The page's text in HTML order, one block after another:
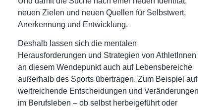
neuen Zielen und neuen Quellen für Selbstwert,
Anerkennung und Entwicklung.
Deshalb lassen sich die mentalen
Herausforderungen und Strategien von AthletInnen
an diesem Wendepunkt auch auf Lebensbereiche
außerhalb des Sports übertragen. Zum Beispiel auf
weitreichende Entscheidungen und Veränderungen
im Berufsleben – ob selbst herbeigeführt oder